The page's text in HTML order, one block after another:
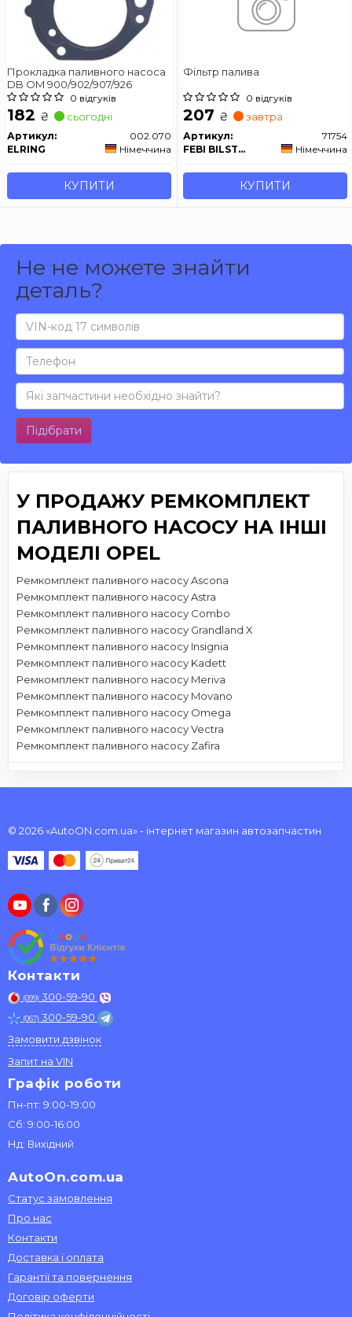
Прокладка паливного насоса
DB OM 900/902/907/926
0 відгуків
182 ₴ сьогодні
Артикул:
002.070
ELRING
Німеччина
КУПИТИ
Фільтр палива
0 відгуків
207 ₴ завтра
Артикул:
71754
FEBI BILSTEIN
Німеччина
КУПИТИ
Не не можете знайти
деталь?
Підібрати
У ПРОДАЖУ РЕМКОМПЛЕКТ
ПАЛИВНОГО НАСОСУ НА ІНШІ
МОДЕЛІ OPEL
Ремкомплект паливного насосу Ascona
Ремкомплект паливного насосу Astra
Ремкомплект паливного насосу Combo
Ремкомплект паливного насосу Grandland X
Ремкомплект паливного насосу Insignia
Ремкомплект паливного насосу Kadett
Ремкомплект паливного насосу Meriva
Ремкомплект паливного насосу Movano
Ремкомплект паливного насосу Omega
Ремкомплект паливного насосу Vectra
Ремкомплект паливного насосу Zafira
© 2026 «AutoON.com.ua» - інтернет магазин автозапчастин
Контакти
(099) 300-59-90
(067) 300-59-90
Замовити дзвінок
Запит на VIN
Графік роботи
Пн-пт: 9:00-19:00
Сб: 9:00-16:00
Нд: Вихідний
AutoOn.com.ua
Статус замовлення
Про нас
Контакти
Доставка і оплата
Гарантії та повернення
Договір оферти